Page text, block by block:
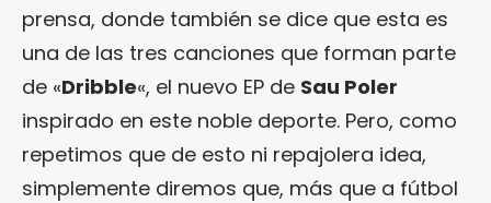
prensa, donde también se dice que esta es
una de las tres canciones que forman parte
de «Dribble«, el nuevo EP de Sau Poler
inspirado en este noble deporte. Pero, como
repetimos que de esto ni repajolera idea,
simplemente diremos que, más que a fútbol